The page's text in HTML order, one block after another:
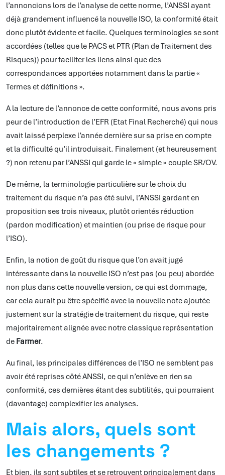
l’annoncions lors de l’analyse de cette norme, l’ANSSI ayant
déjà grandement influencé la nouvelle ISO, la conformité était
donc plutôt évidente et facile. Quelques terminologies se sont
accordées (telles que le PACS et PTR (Plan de Traitement des
Risques)) pour faciliter les liens ainsi que des
correspondances apportées notamment dans la partie «
Termes et définitions ».
A la lecture de l’annonce de cette conformité, nous avons pris
peur de l’introduction de l’EFR (Etat Final Recherché) qui nous
avait laissé perplexe l’année dernière sur sa prise en compte
et la difficulté qu’il introduisait. Finalement (et heureusement
?) non retenu par l’ANSSI qui garde le « simple » couple SR/OV.
De même, la terminologie particulière sur le choix du
traitement du risque n’a pas été suivi, l’ANSSI gardant en
proposition ses trois niveaux, plutôt orientés réduction
(pardon modification) et maintien (ou prise de risque pour
l’ISO).
Enfin, la notion de goût du risque que l’on avait jugé
intéressante dans la nouvelle ISO n’est pas (ou peu) abordée
non plus dans cette nouvelle version, ce qui est dommage,
car cela aurait pu être spécifié avec la nouvelle note ajoutée
justement sur la stratégie de traitement du risque, qui reste
majoritairement alignée avec notre classique représentation
de Farmer.
Au final, les principales différences de l’ISO ne semblent pas
avoir été reprises côté ANSSI, ce qui n’enlève en rien sa
conformité, ces dernières étant des subtilités, qui pourraient
(davantage) complexifier les analyses.
Mais alors, quels sont
les changements ?
Et bien, ils sont subtiles et se retrouvent principalement dans